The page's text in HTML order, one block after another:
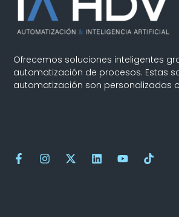
Ofrecemos soluciones inteligentes
automatización de procesos. Estas
automatización son personalizadas